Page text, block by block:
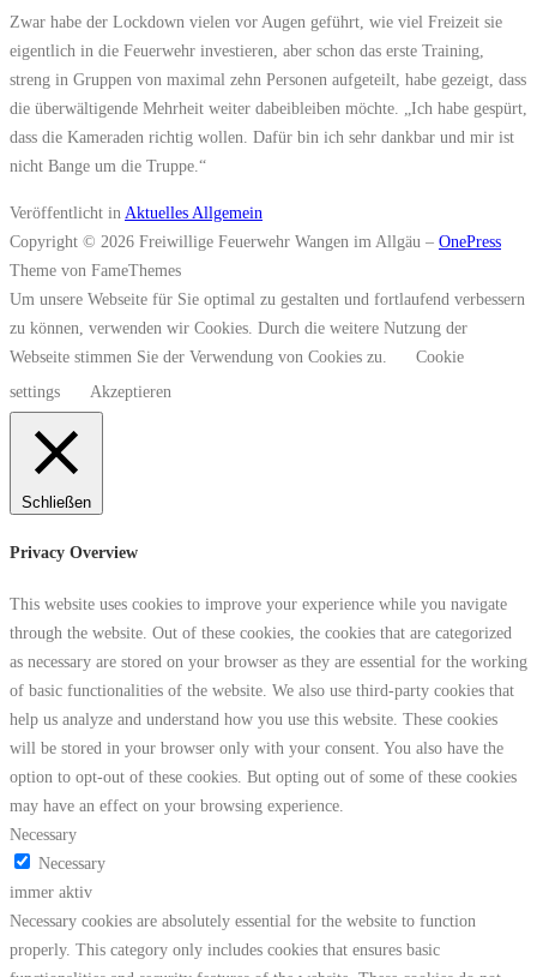
Zwar habe der Lockdown vielen vor Augen geführt, wie viel Freizeit sie
eigentlich in die Feuerwehr investieren, aber schon das erste Training,
streng in Gruppen von maximal zehn Personen aufgeteilt, habe gezeigt, dass
die überwältigende Mehrheit weiter dabeibleiben möchte. „Ich habe gespürt,
dass die Kameraden richtig wollen. Dafür bin ich sehr dankbar und mir ist
nicht Bange um die Truppe.“
Veröffentlicht in Aktuelles Allgemein
Copyright © 2026 Freiwillige Feuerwehr Wangen im Allgäu – OnePress
Theme von FameThemes
Um unsere Webseite für Sie optimal zu gestalten und fortlaufend verbessern
zu können, verwenden wir Cookies. Durch die weitere Nutzung der
Webseite stimmen Sie der Verwendung von Cookies zu.
Cookie
settings
Akzeptieren
Schließen
Privacy Overview
This website uses cookies to improve your experience while you navigate
through the website. Out of these cookies, the cookies that are categorized
as necessary are stored on your browser as they are essential for the working
of basic functionalities of the website. We also use third-party cookies that
help us analyze and understand how you use this website. These cookies
will be stored in your browser only with your consent. You also have the
option to opt-out of these cookies. But opting out of some of these cookies
may have an effect on your browsing experience.
Necessary
Necessary
immer aktiv
Necessary cookies are absolutely essential for the website to function
properly. This category only includes cookies that ensures basic